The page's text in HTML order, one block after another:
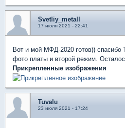
Svetliy_metall
17 июля 2021 - 22:41
Вот и мой МФД-2020 готов)) спасибо
фото платы и второй режим.
Прикрепленные изображения
Tuvalu
23 июля 2021 - 17:24